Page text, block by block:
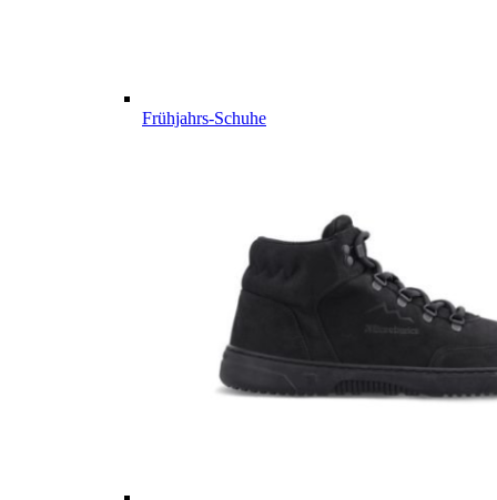
Frühjahrs-Schuhe